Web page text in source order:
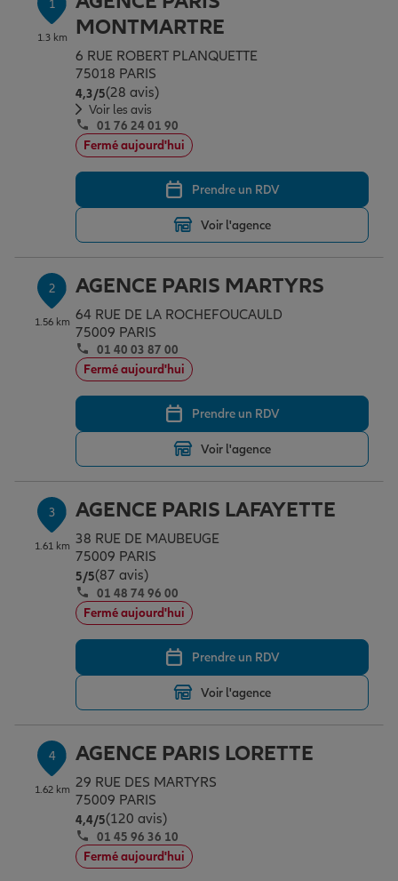
Assurance emprunteur
Prévoyance et dépendance
Assurance animal de compagnie
Protection de la famille
Protection juridique
Épargne & retraite
Plan épargne retraite
Assurance vie
Placements financiers
Transmission
Vos projets
Partir en vacances
Déménager
Départ à la retraite
Préparer l’avenir
Conseil assurance
Outre-mer
Assurance habitation
Le Pack Famille
Garantie des accidents de la vie
Assurance scolaire
Protection juridique
Retraite
Tous nos devis d'assurance
Allianz en France
1
1.3 km
MONTMARTRE
6 RUE ROBERT PLANQUETTE
75018 PARIS
4,3/5Note de 4.3 sur 5
(28 avis)
Voir les avis
01 76 24 01 90
Fermé aujourd'hui
Prendre un RDV
Voir l'agence
2
1.56 km
AGENCE PARIS MARTYRS
64 RUE DE LA ROCHEFOUCAULD
75009 PARIS
01 40 03 87 00
Fermé aujourd'hui
Prendre un RDV
Voir l'agence
3
1.61 km
AGENCE PARIS LAFAYETTE
38 RUE DE MAUBEUGE
75009 PARIS
5/5Note de 5 sur 5
(87 avis)
01 48 74 96 00
Fermé aujourd'hui
Prendre un RDV
Voir l'agence
4
1.62 km
AGENCE PARIS LORETTE
29 RUE DES MARTYRS
75009 PARIS
4,4/5Note de 4.4 sur 5
(120 avis)
01 45 96 36 10
Fermé aujourd'hui